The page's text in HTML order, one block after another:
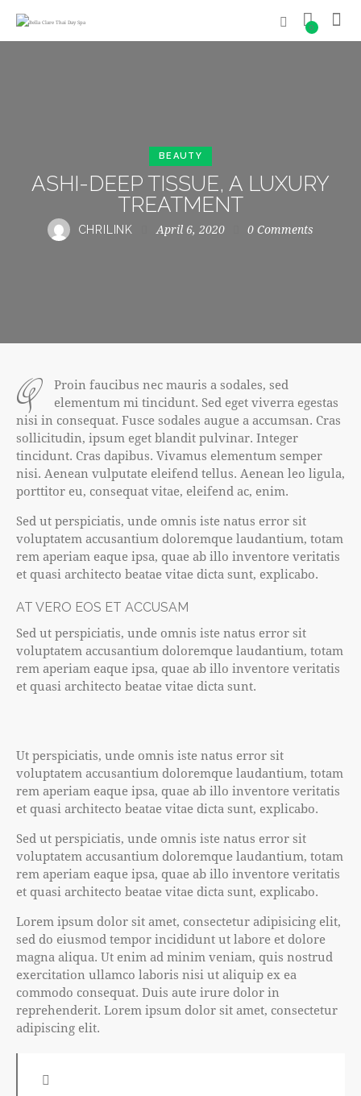
0
BEAUTY
ASHI-DEEP TISSUE, A LUXURY
TREATMENT
CHRILINK April 6, 2020 0 Comments
q
Proin faucibus nec mauris a sodales, sed
elementum mi tincidunt. Sed eget viverra egestas
nisi in consequat. Fusce sodales augue a accumsan. Cras
sollicitudin, ipsum eget blandit pulvinar. Integer
tincidunt. Cras dapibus. Vivamus elementum semper
nisi. Aenean vulputate eleifend tellus. Aenean leo ligula,
porttitor eu, consequat vitae, eleifend ac, enim.
Sed ut perspiciatis, unde omnis iste natus error sit
voluptatem accusantium doloremque laudantium, totam
rem aperiam eaque ipsa, quae ab illo inventore veritatis
et quasi architecto beatae vitae dicta sunt, explicabo.
AT VERO EOS ET ACCUSAM
Sed ut perspiciatis, unde omnis iste natus error sit
voluptatem accusantium doloremque laudantium, totam
rem aperiam eaque ipsa, quae ab illo inventore veritatis
et quasi architecto beatae vitae dicta sunt.
Ut perspiciatis, unde omnis iste natus error sit
voluptatem accusantium doloremque laudantium, totam
rem aperiam eaque ipsa, quae ab illo inventore veritatis
et quasi architecto beatae vitae dicta sunt, explicabo.
Sed ut perspiciatis, unde omnis iste natus error sit
voluptatem accusantium doloremque laudantium, totam
rem aperiam eaque ipsa, quae ab illo inventore veritatis
et quasi architecto beatae vitae dicta sunt, explicabo.
Lorem ipsum dolor sit amet, consectetur adipisicing elit,
sed do eiusmod tempor incididunt ut labore et dolore
magna aliqua. Ut enim ad minim veniam, quis nostrud
exercitation ullamco laboris nisi ut aliquip ex ea
commodo consequat. Duis aute irure dolor in
reprehenderit. Lorem ipsum dolor sit amet, consectetur
adipiscing elit.